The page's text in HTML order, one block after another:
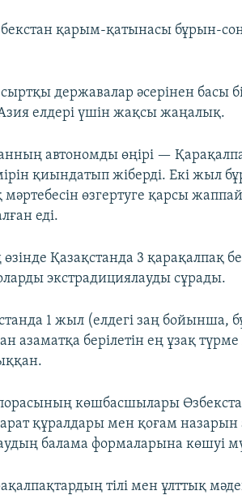
қарым-қатынасы бұрын-
державалар әсерінен басы
елдері үшін жақсы жаңалық.
автономды өңірі —
қиындатып жіберді. Екі жыл
мәртебесін өзгертуге қарсы
еді.
Қазақстанда 3 қарақалпақ
экстрадициялауды сұрады.
1 жыл (елдегі заң бойынша,
азаматқа берілетін ең ұзақ
көшбасшылары
құралдары мен қоғам назарын
балама формаларына көшуі
тілі мен ұлттық